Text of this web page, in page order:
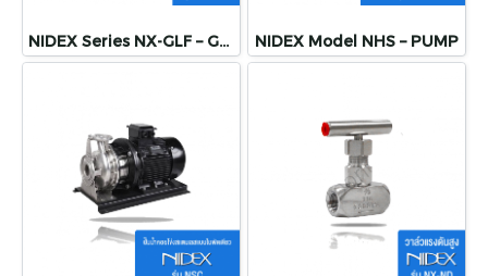
NIDEX Series NX-GLF – GLOBE VALVE NIDEX Model NHS – PUMP